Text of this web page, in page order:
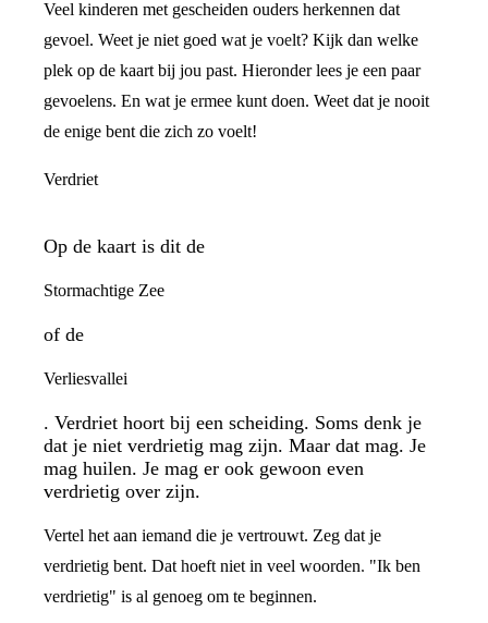
Veel kinderen met gescheiden ouders herkennen dat
gevoel. Weet je niet goed wat je voelt? Kijk dan welke
plek op de kaart bij jou past. Hieronder lees je een paar
gevoelens. En wat je ermee kunt doen. Weet dat je nooit
de enige bent die zich zo voelt!
Verdriet
Op de kaart is dit de
Stormachtige Zee
of de
Verliesvallei
. Verdriet hoort bij een scheiding. Soms denk je
dat je niet verdrietig mag zijn. Maar dat mag. Je
mag huilen. Je mag er ook gewoon even
verdrietig over zijn.
Vertel het aan iemand die je vertrouwt. Zeg dat je
verdrietig bent. Dat hoeft niet in veel woorden. "Ik ben
verdrietig" is al genoeg om te beginnen.